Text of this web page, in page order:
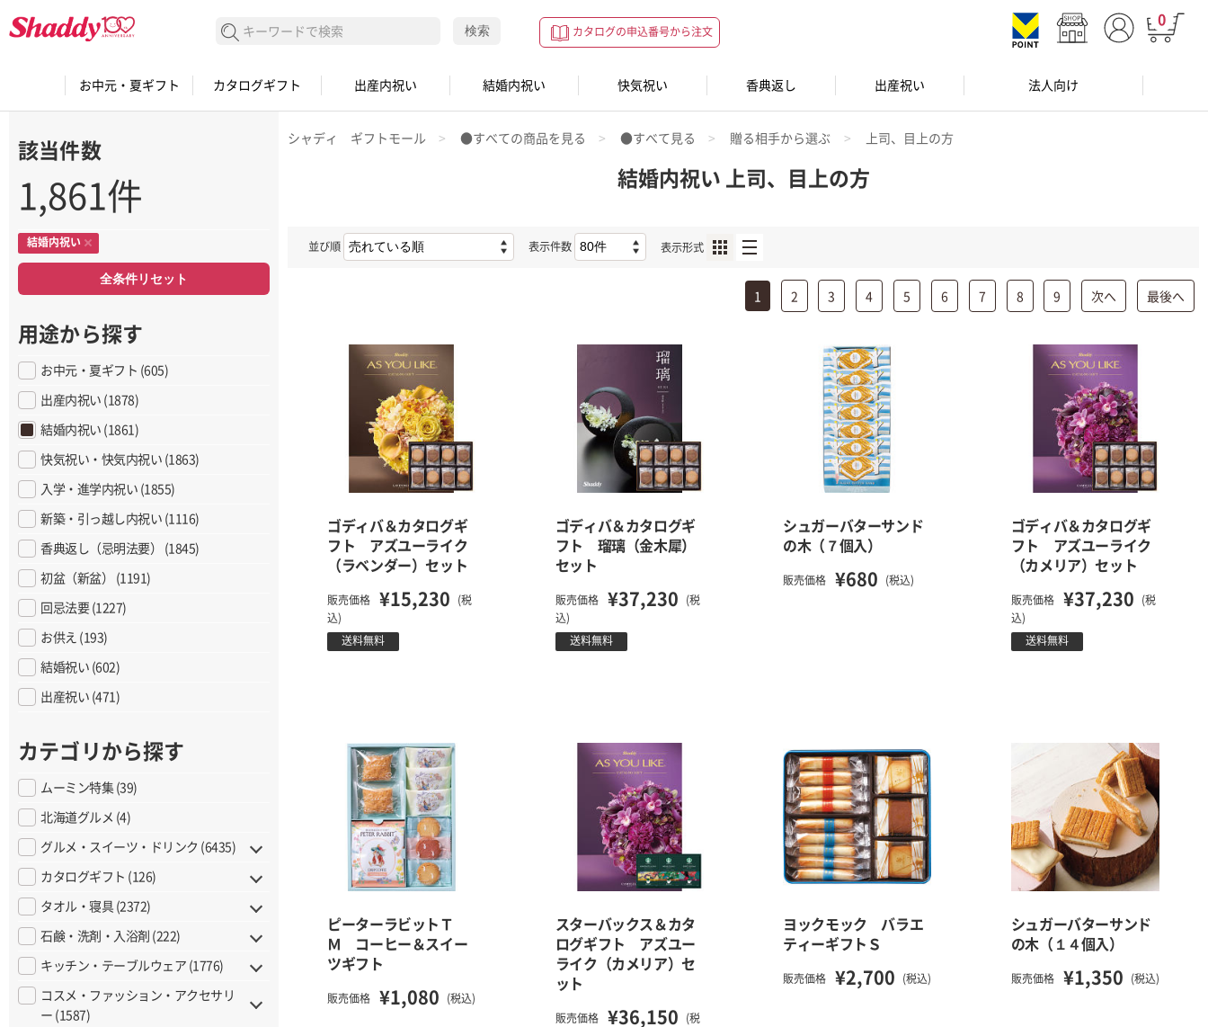
0
カタログの申込番号から注文
検索する 検索
お中元・夏ギフト カタログギフト 出産内祝い 結婚内祝い 快気祝い 香典返し 出産祝い 法人向け
シャディ ギフトモール ●すべての商品を見る ●すべて見る 贈る相手から選ぶ 上司、目上の方
結婚内祝い 上司、目上の方
並び順 表示件数 表示形式
1 2 3 4 5 6 7 8 9 次へ 最後へ
ゴディバ＆カタログギ
フト アズユーライク
（ラベンダー）セット
販売価格 ¥15,230
(税
込)
送料無料
ゴディバ＆カタログギ
フト 瑠璃（金木犀）
セット
販売価格 ¥37,230
(税
込)
送料無料
シュガーバターサンド
の木（７個入）
販売価格 ¥680 (税込)
ゴディバ＆カタログギ
フト アズユーライク
（カメリア）セット
販売価格 ¥37,230
(税
込)
送料無料
ピーターラビットＴ
Ｍ コーヒー＆スイー
ツギフト
販売価格 ¥1,080 (税込)
スターバックス＆カタ
ログギフト アズユー
ライク（カメリア）セ
ット
販売価格 ¥36,150
(税
ヨックモック バラエ
ティーギフトＳ
販売価格 ¥2,700 (税込)
シュガーバターサンド
の木（１４個入）
販売価格 ¥1,350 (税込)
該当件数
1,861件
結婚内祝い
全条件リセット
用途から探す
お中元・夏ギフト (605)
出産内祝い (1878)
結婚内祝い (1861)
快気祝い・快気内祝い (1863)
入学・進学内祝い (1855)
新築・引っ越し内祝い (1116)
香典返し（忌明法要） (1845)
初盆（新盆） (1191)
回忌法要 (1227)
お供え (193)
結婚祝い (602)
出産祝い (471)
カテゴリから探す
ムーミン特集 (39)
北海道グルメ (4)
グルメ・スイーツ・ドリンク (6435)
カタログギフト (126)
タオル・寝具 (2372)
石鹸・洗剤・入浴剤 (222)
キッチン・テーブルウェア (1776)
コスメ・ファッション・アクセサリ
ー (1587)